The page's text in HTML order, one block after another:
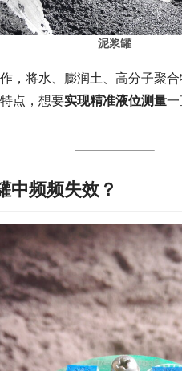
泥浆罐
将水、膨润土、高分子聚合
点，想要实现精准液位测量
中频频失效？